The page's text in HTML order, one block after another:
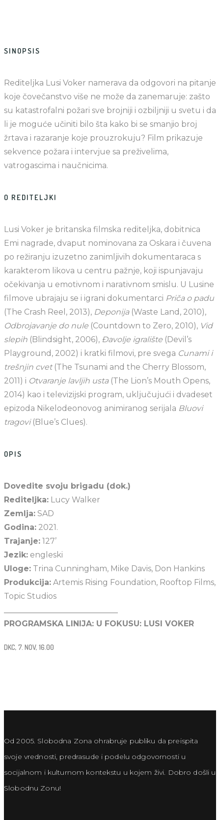
SINOPSIS
Rediteljka Lusi Voker namerava da odgovori na pitanje
koje čovečanstvo više ne može da zanemaruje: zašto
su katastrofalni požari sve brojniji i ozbiljniji u svetu i da
li je moguće učiniti bilo šta kako bi se smanjio broj
žrtava i razaranje koje prouzrokuju? Film prikazuje
sekvence požara i intervjue sa preživelima,
vatrogascima i naučnicima.
O REDITELJKI
Lusi Voker je britanska filmska rediteljka, dobitnica
Emi nagrade, dvaput nominovana za Oskara i čuvena
po režiranju izuzetno zanimljivih dokumentaraca s
karakterom likova u centru pažnje, koji ispunjavaju
očekivanja u emotivnom i narativnom smislu. U Lusine
filmove ubrajaju se i igrani dokumentarci Priča o padu
(The Crash Reel, 2013), Deponija(Waste Land, 2010),
Odbrojavanje do nule (Countdown to Zero, 2010), Vid
slepih (Blindsight, 2006), Đavolje igralište (Devil’s
Playground, 2002) i kratki filmovi, pre svega Cunami i
trešnjin cvet(The Tsunami and the Cherry Blossom,
2011) i Otvaranje lavljih usta(The Lion’s Mouth Opens,
2014) kao i televizijski program, uključujući i dvadeset
epizoda Nikelodeonovog animiranog serijala Bluovi
tragovi(Blue’s Clues).
OPIS
Dovedite svoju brigadu (dok.)
Rediteljka: Lucy Walker
Zemlja: SAD
Godina: 2021.
Trajanje: 127’
Jezik: engleski
Uloge: Trina Cunningham, Mike Davis, Don Hankins
Produkcija: Artemis Rising Foundation, Rooftop Films,
Topic Studios
PROGRAMSKA LINIJA: U FOKUSU: LUSI VOKER
DKC, 7. NOV, 16.00
Od 2005. Slobodna Zona ohrabruje publiku da preispita
svoje vrednosti, predrasude i podelu odgovornosti u
socijalnom i kulturnom kontekstu u kojem živi. Dobro došli u
Slobodnu Zonu!